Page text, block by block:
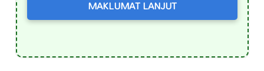
MAKLUMAT LANJUT